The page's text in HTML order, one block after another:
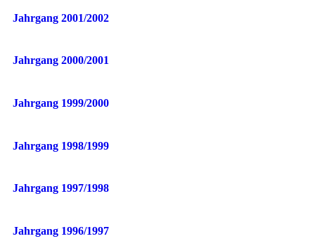
Jahrgang 2001/2002
Jahrgang 2000/2001
Jahrgang 1999/2000
Jahrgang 1998/1999
Jahrgang 1997/1998
Jahrgang 1996/1997